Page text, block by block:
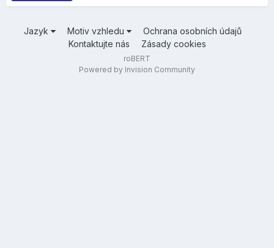
Jazyk Motiv vzhledu
Ochrana osobních údajů
Kontaktujte nás
Zásady cookies
roBERT
Powered by Invision Community